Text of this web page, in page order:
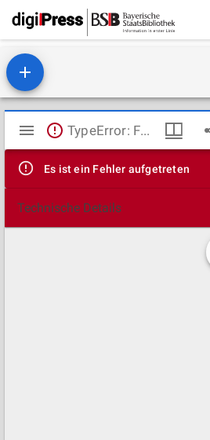
Mirador
Viewer
TypeError: Failed to fetch
Es ist ein Fehler aufgetreten
Technische Details